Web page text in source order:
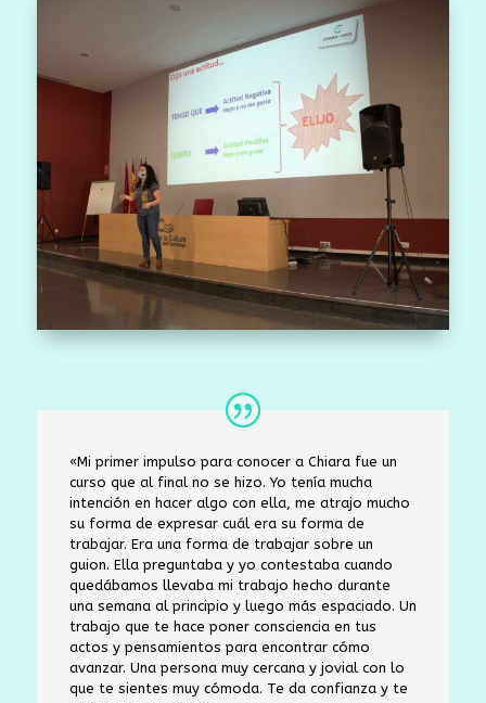
«Mi primer impulso para conocer a Chiara fue un
curso que al final no se hizo. Yo tenía mucha
intención en hacer algo con ella, me atrajo mucho
su forma de expresar cuál era su forma de
trabajar. Era una forma de trabajar sobre un
guion. Ella preguntaba y yo contestaba cuando
quedábamos llevaba mi trabajo hecho durante
una semana al principio y luego más espaciado. Un
trabajo que te hace poner consciencia en tus
actos y pensamientos para encontrar cómo
avanzar. Una persona muy cercana y jovial con lo
que te sientes muy cómoda. Te da confianza y te